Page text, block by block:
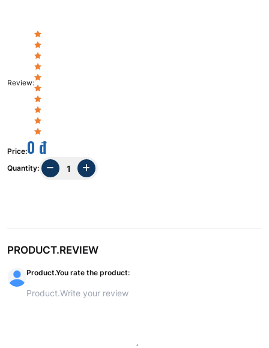
Review:
Price:0 đ
Quantity:
PRODUCT.REVIEW
Product.You rate the product: